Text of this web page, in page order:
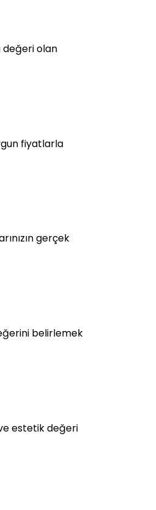
değeri olan
fiyatlarla
gerçek
belirlemek
estetik değeri